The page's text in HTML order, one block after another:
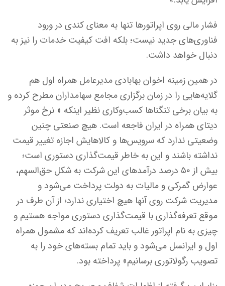
فشار مالی روی اپراتورها تنها به معنای کندی در ورود
فناوری‌های جدید نیست؛ بلکه افت کیفیت خدمات را نیز به
دنبال خواهد داشت.
در همین زمینه اخوان بهابادی مدیرعامل همراه اول هم
گلایه‌هایی را در زمان برگزاری مجامع سهامداران مطرح کرده و
به بیان برخی تنگناها کسب‌وکاری نظیر اینکه « نرخ موثر
دیتای همراه در ایران فاجعه است. هیچ صنعتی چنین
وضعیتی ندارد که سرویس‌ها و کالاهایش اجازه تغییر قیمت
نداشته باشند و این به خاطر قیمت‌گذاری دستوری است؛
بیش از ۵۰ درصد درآمدهای این شرکت به شکل حق‌السهم،
عوارض گمرکی و مالیات به دولت پرداخت می‌شود و
مدیریت شرکت روی آنها هیچ اختیاری ندارد؛ از آن طرف در
موقع تعرفه‌گذاری با قیمت‌گذاری دستوری مواجه هستیم و
چیزی به نام اپراتور غالب تعریف کرده‌اند که مشمول همراه
اول و ایرانسل می‌شود و باید تمام بسته‌های خود را به
تصویب رگولاتوری برسانیم» پرداخته بود.